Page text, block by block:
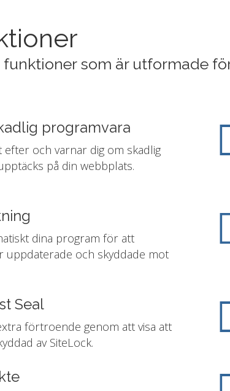
som är utformade
programvara
efter och varnar dig om skadlig
på din webbplats.
dina program för att
uppdaterade och skyddade mot
Seal
förtroende genom att visa att
av SiteLock.